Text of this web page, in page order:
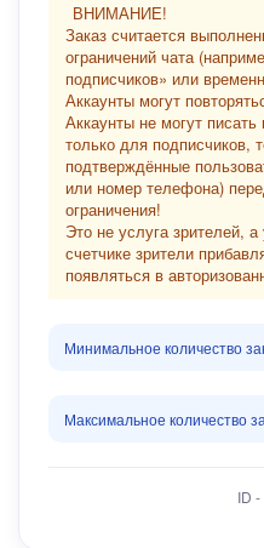
ВНИМАНИЕ!
Заказ считается
ограничений чата
подписчиков» или
Аккаунты могут
Аккаунты не могут
только для подписчиков,
подтверждённые
или номер телефона)
ограничения!
Это не услуга зрителей,
счетчике зрители
появляться в
Минимальное количество
Максимальное количество
ID